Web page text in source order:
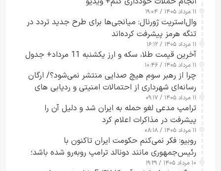
۱۱ مرداد ۱۴۰۵ / ۱۹:۰۴
وال‌استریت ژورنال: میانجی‌ها برای طرح جدید تردد در
تنگه هرمز پیشرفت کرده‌اند
۱۱ مرداد ۱۴۰۵ / ۱۶:۱۲
آخرین قیمت طلا، سکه و ارز یکشنبه 11 مرداد+ جدول
۱۱ مرداد ۱۴۰۵ / ۱۰:۴۶
چرا از رهبر سوم هیچ صدایی منتشر نمی‌شود؟/ ارگان
رسانه‌ای شهرداری از احتمالات امنیتی و ردیابی های
جاسوسی گفت
۱۱ مرداد ۱۴۰۵ / ۰۹:۱۷
ترامپ مدعی لغو حمله به ایران شد و دلیل آن را
پیشرفت در مذاکرات اعلام کرد
۱۱ مرداد ۱۴۰۵ / ۰۸:۱۸
روبیو: فکر نمی‌کنم حکومت ایران تاکنون با
رئیس‌جمهوری مانند دونالد ترامپ روبه‌رو شده باشد؛
کسی که واقعاً دست به اقدام می‌زند
۱۰ مرداد ۱۴۰۵ / ۱۹:۲۹